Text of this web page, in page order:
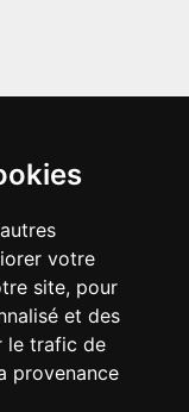
votre
site, pour
et des
le trafic de
provenance